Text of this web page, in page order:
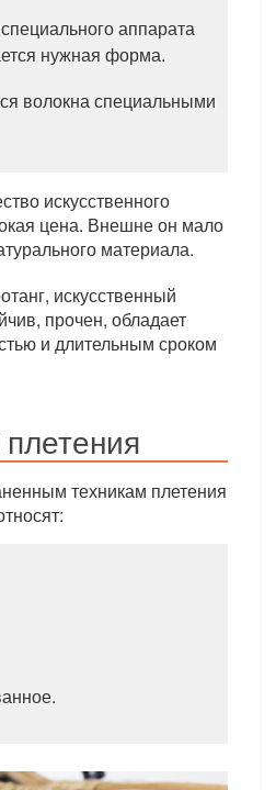
аппарата
нужная форма.
волокна специальными
искусственного
цена. Внешне он мало
материала.
искусственный
прочен, обладает
и длительным сроком
техникам плетения